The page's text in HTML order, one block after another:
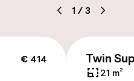
luchthaven voor
is Granada (GRX-
1 /3
€ 414 Twin
21 m²